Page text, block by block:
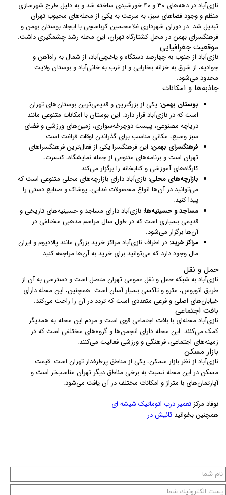
نازی‌آباد در دهه‌های ۳۰ و ۴۰ خورشیدی ساخته شد و به دلیل طرح شهرسازی
منظم و وجود فضاهای سبز، به سرعت به یکی از محله‌های محبوب تهران
تبدیل شد. در دوران شهرداری غلامحسین کرباسچی با ایجاد بوستان بهمن و
فرهنگسرای بهمن در محل کشتارگاه تهران، این محله رشد چشمگیری داشت.
موقعیت جغرافیایی
نازی‌آباد از جنوب به چهارصد دستگاه و یاخچی‌آباد، از شمال به راه‌آهن و
جوادیه، از شرق به خزانه بخارایی و از غرب به خانی‌آباد و بوستان ولایت
محدود می‌شود.
جاذبه‌ها و امکانات
بوستان بهمن: یکی از بزرگترین و قدیمی‌ترین بوستان‌های تهران
است که در نازی‌آباد قرار دارد. این بوستان با امکانات متنوعی مانند
دریاچه مصنوعی، پیست دوچرخه‌سواری، زمین‌های ورزشی و فضای
سبز وسیع، مکانی مناسب برای گذراندن اوقات فراغت است.
فرهنگسرای بهمن: این فرهنگسرا یکی از فعال‌ترین فرهنگسراهای
تهران است و برنامه‌های متنوعی از جمله نمایشگاه، کنسرت،
کارگاه‌های آموزشی و کتابخانه را برگزار می‌کند.
بازارچه‌های محلی: نازی‌آباد دارای بازارچه‌های محلی متنوعی است که
می‌توانید در آن‌ها انواع محصولات غذایی، پوشاک و صنایع دستی را
پیدا کنید.
مساجد و حسینیه‌ها: نازی‌آباد دارای مساجد و حسینیه‌های تاریخی و
قدیمی بسیاری است که در طول سال مراسم مذهبی مختلفی در
آن‌ها برگزار می‌شود.
مراکز خرید: در اطراف نازی‌آباد مراکز خرید بزرگی مانند پالادیوم و ایران
مال وجود دارد که می‌توانید برای خرید به آن‌ها مراجعه کنید.
حمل و نقل
نازی‌آباد به شبکه حمل و نقل عمومی تهران متصل است و دسترسی به آن از
طریق اتوبوس، مترو و تاکسی بسیار آسان است. همچنین، این محله دارای
خیابان‌های اصلی و فرعی متعددی است که تردد در آن را راحت می‌کند.
بافت اجتماعی
نازی‌آباد محله‌ای با بافت اجتماعی قوی است و مردم این محله به همدیگر
کمک می‌کنند. این محله دارای انجمن‌ها و گروه‌های مختلفی است که در
زمینه‌های اجتماعی، فرهنگی و ورزشی فعالیت می‌کنند.
بازار مسکن
نازی‌آباد از نظر بازار مسکن، یکی از مناطق پرطرفدار تهران است. قیمت
مسکن در این محله نسبت به برخی مناطق دیگر تهران مناسب‌تر است و
آپارتمان‌های با متراژ و امکانات مختلف در آن یافت می‌شود.
نوفاد مرکز تعمیر درب اتوماتیک شیشه ای
همچنین بخوانید تانیش در